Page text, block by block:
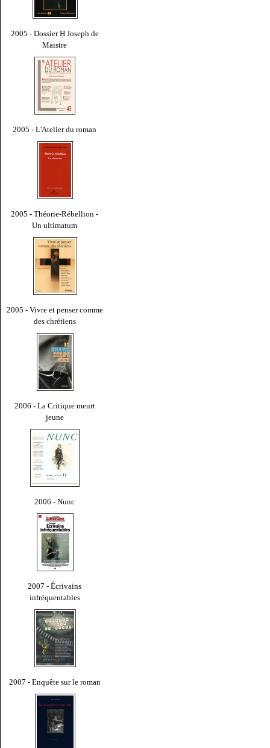
2005 - Dossier H Joseph de
Maistre
2005 - L'Atelier du roman
2005 - Théorie-Rébellion -
Un ultimatum
2005 - Vivre et penser comme
des chrétiens
2006 - La Critique meurt
jeune
2006 - Nunc
2007 - Écrivains
infréquentables
2007 - Enquête sur le roman